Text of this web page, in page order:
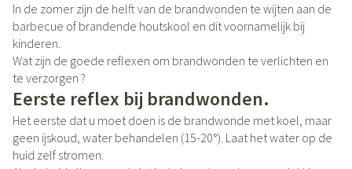
In de zomer zijn de helft van de brandwonden te wijten aan de
barbecue of brandende houtskool en dit voornamelijk bij
kinderen.
Wat zijn de goede reflexen om brandwonden te verlichten en
te verzorgen ?
Eerste reflex bij brandwonden.
Het eerste dat u moet doen is de brandwonde met koel, maar
geen ijskoud, water behandelen (15-20°). Laat het water op de
huid zelf stromen.